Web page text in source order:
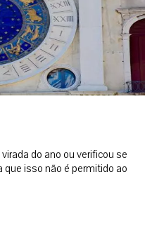
do ano ou verificou se
que isso não é permitido ao